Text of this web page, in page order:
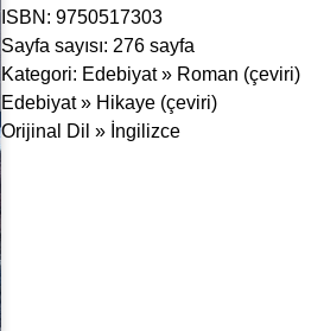
ISBN: 9750517303
Sayfa sayısı: 276 sayfa
Kategori: Edebiyat » Roman (çeviri)
Edebiyat » Hikaye (çeviri)
Orijinal Dil » İngilizce